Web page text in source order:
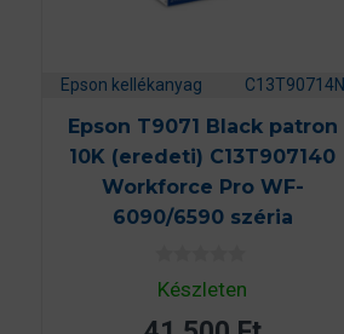
Epson kellékanyag C13T90714N
Epson T9071 Black patron
10K (eredeti) C13T907140
Workforce Pro WF-
6090/6590 széria
0
a
5
Készleten